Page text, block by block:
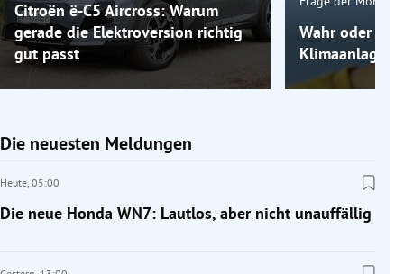
Citroën ë-C5 Aircross: Warum
gerade die Elektroversion richtig
gut passt
Wahr oder
Klimaanlage
Die neuesten Meldungen
Heute, 05:00
Die neue Honda WN7: Lautlos, aber nicht unauffällig